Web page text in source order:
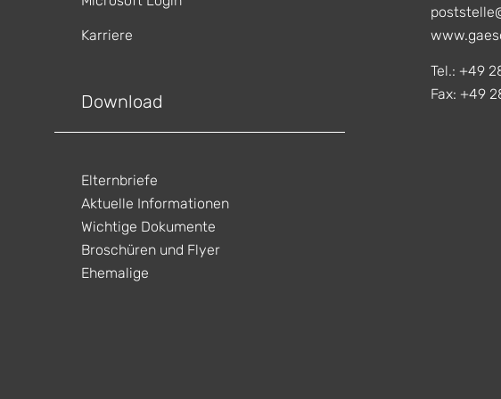
Karriere
Download
Elternbriefe
Aktuelle Informationen
Wichtige Dokumente
Broschüren und Flyer
Ehemalige
Tel.: +49
Fax: +49